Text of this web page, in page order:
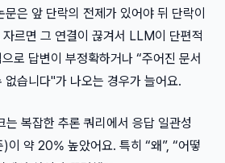
은 앞 단락의 전제가 있어야 뒤 단락이
르면 그 연결이 끊겨서 LLM이 단편적
로 답변이 부정확하거나 “주어진 문서
없습니다"가 나오는 경우가 늘어요.
복잡한 추론 쿼리에서 응답 일관성
약 20% 높았어요. 특히 “왜”, “어떻